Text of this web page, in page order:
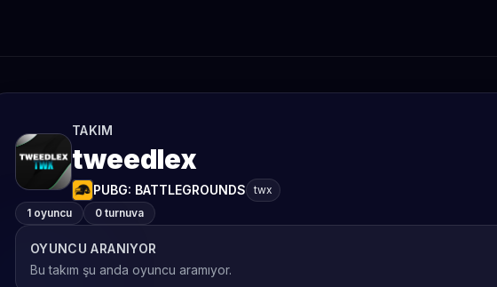
TAKIM
tweedlex
PUBG: BATTLEGROUNDS
twx
1 oyuncu
0 turnuva
OYUNCU ARANIYOR
Bu takım şu anda oyuncu aramıyor.